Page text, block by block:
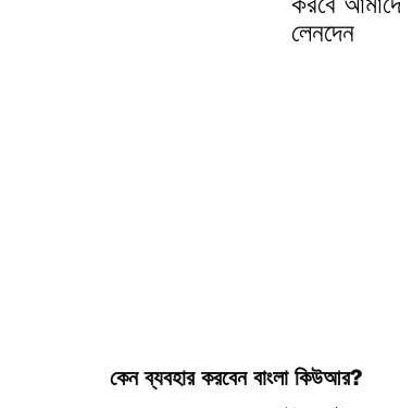
করবে
লেনদেন
কেন ব্যবহার করবেন বাংলা কিউআর?